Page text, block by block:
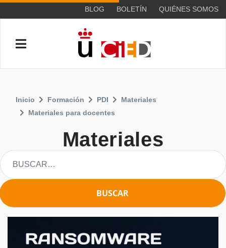
BLOG BOLETÍN QUIÉNES SOMOS
Materiales
Inicio Formación PDI
Materiales
Materiales para docentes
BUSCAR